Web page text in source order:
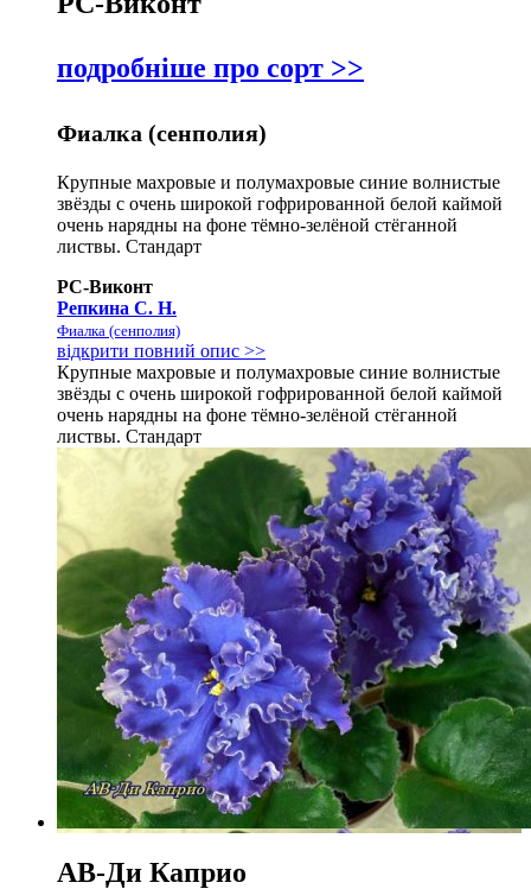
подробніше про сорт >>
Фиалка (сенполия)
Крупные махровые и полумахровые синие волнистые
звёзды с очень широкой гофрированной белой каймой
очень нарядны на фоне тёмно-зелёной стёганной
листвы. Стандарт
РС-Виконт
Репкина С. Н.
Фиалка (сенполия)
відкрити повний опис >>
Крупные махровые и полумахровые синие волнистые
звёзды с очень широкой гофрированной белой каймой
очень нарядны на фоне тёмно-зелёной стёганной
листвы. Стандарт
АВ-Ди Каприо